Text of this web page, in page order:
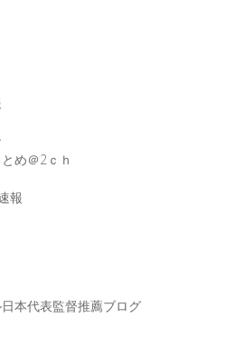
め＠2ｃｈ
報
本代表監督推薦ブログ